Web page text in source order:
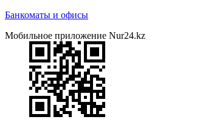
Банкоматы и офисы
Мобильное приложение Nur24.kz